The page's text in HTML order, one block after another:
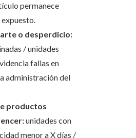
permanece
o desperdicio:
/ unidades
fallas en
administración del
productos
unidades con
menor a X días /